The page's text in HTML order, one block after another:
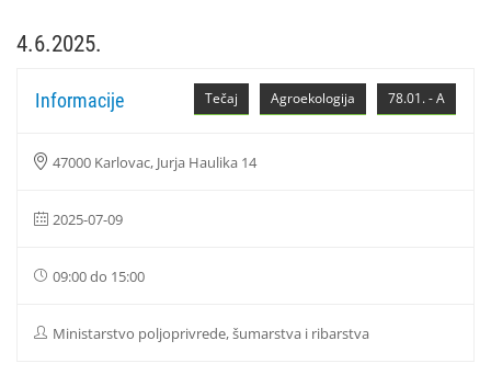
4.6.2025.
78.01. - A
Agroekologija
Tečaj
Informacije
47000 Karlovac, Jurja Haulika 14
2025-07-09
09:00 do 15:00
Ministarstvo poljoprivrede, šumarstva i ribarstva